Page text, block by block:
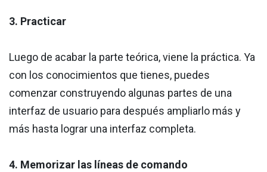
3. Practicar
Luego de acabar la parte teórica, viene la práctica. Ya
con los conocimientos que tienes, puedes
comenzar construyendo algunas partes de una
interfaz de usuario para después ampliarlo más y
más hasta lograr una interfaz completa.
4. Memorizar las líneas de comando